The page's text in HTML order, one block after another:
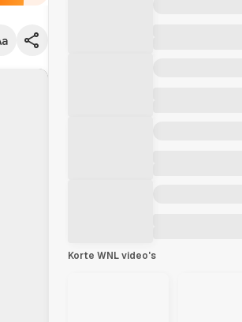
Korte WNL video's